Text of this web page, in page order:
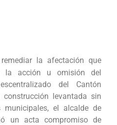
la afectación que
la acción u omisión del
del Cantón
levantada sin
municipales, el alcalde de
un acta compromiso de